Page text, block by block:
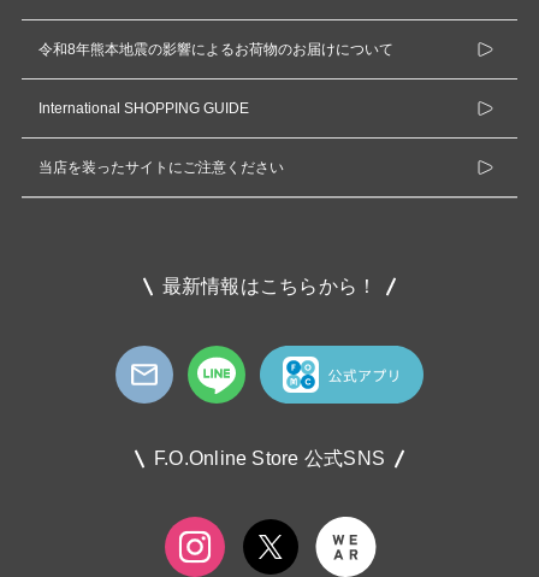
令和8年熊本地震の影響によるお荷物のお届けについて
International SHOPPING GUIDE
当店を装ったサイトにご注意ください
最新情報はこちらから！
F.O.Online Store 公式SNS